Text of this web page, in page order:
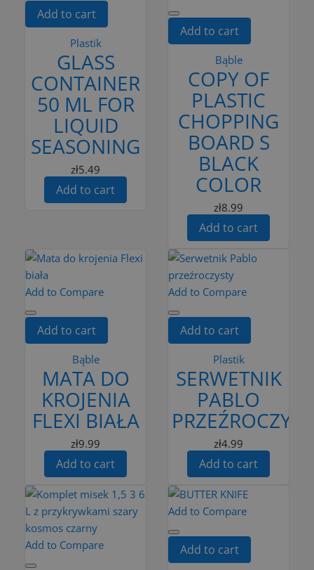
Add to cart
Plastik
GLASS
CONTAINER
50 ML FOR
LIQUID
SEASONING
zł5.49
Add to cart
Add to cart
Bąble
COPY OF
PLASTIC
CHOPPING
BOARD S
BLACK
COLOR
zł8.99
Add to cart
Add to Compare
Add to cart
Bąble
MATA DO
KROJENIA
FLEXI BIAŁA
zł9.99
Add to cart
Add to Compare
Add to cart
Plastik
SERWETNIK
PABLO
zł4.99
Add to cart
Add to Compare
Add to Compare
Add to cart